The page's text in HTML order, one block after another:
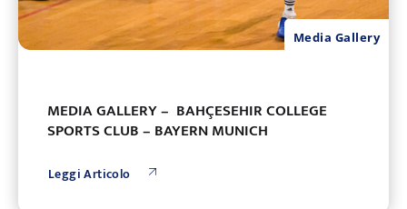
Media Gallery
MEDIA GALLERY – BAHÇESEHIR COLLEGE
SPORTS CLUB – BAYERN MUNICH
Leggi Articolo